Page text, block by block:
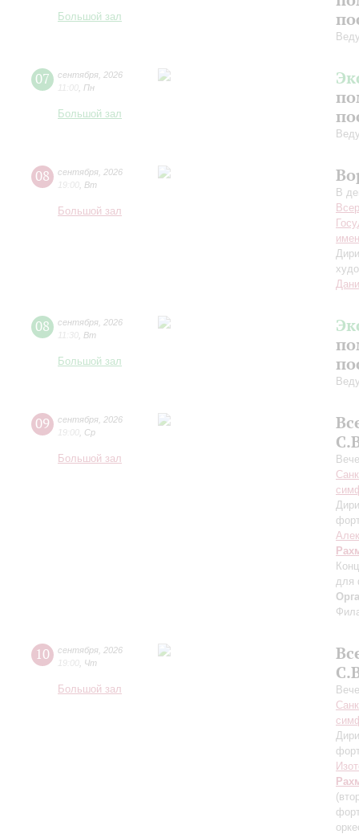
Большой зал
07 сентября 2026
11:00 Пн
Большой зал
08 сентября 2026
19:00 Вт
Большой зал
В
08 сентября 2026
11:30 Вт
Большой зал
09 сентября 2026
19:00 Ср
Большой зал
для
10 сентября 2026
19:00 Чт
Большой зал